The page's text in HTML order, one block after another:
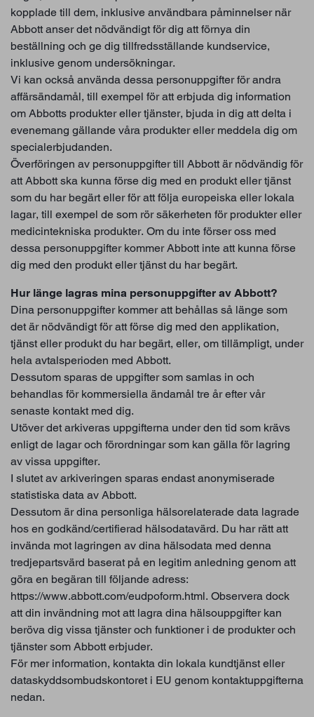
kopplade till dem, inklusive användbara påminnelser när
Abbott anser det nödvändigt för dig att förnya din
beställning och ge dig tillfredsställande kundservice,
inklusive genom undersökningar.
Vi kan också använda dessa personuppgifter för andra
affärsändamål, till exempel för att erbjuda dig information
om Abbotts produkter eller tjänster, bjuda in dig att delta i
evenemang gällande våra produkter eller meddela dig om
specialerbjudanden.
Överföringen av personuppgifter till Abbott är nödvändig för
att Abbott ska kunna förse dig med en produkt eller tjänst
som du har begärt eller för att följa europeiska eller lokala
lagar, till exempel de som rör säkerheten för produkter eller
medicintekniska produkter. Om du inte förser oss med
dessa personuppgifter kommer Abbott inte att kunna förse
dig med den produkt eller tjänst du har begärt.
Hur länge lagras mina personuppgifter av Abbott?
Dina personuppgifter kommer att behållas så länge som
det är nödvändigt för att förse dig med den applikation,
tjänst eller produkt du har begärt, eller, om tillämpligt, under
hela avtalsperioden med Abbott.
Dessutom sparas de uppgifter som samlas in och
behandlas för kommersiella ändamål tre år efter vår
senaste kontakt med dig.
Utöver det arkiveras uppgifterna under den tid som krävs
enligt de lagar och förordningar som kan gälla för lagring
av vissa uppgifter.
I slutet av arkiveringen sparas endast anonymiserade
statistiska data av Abbott.
Dessutom är dina personliga hälsorelaterade data lagrade
hos en godkänd/certifierad hälsodatavärd. Du har rätt att
invända mot lagringen av dina hälsodata med denna
tredjepartsvärd baserat på en legitim anledning genom att
göra en begäran till följande adress:
https://www.abbott.com/eudpoform.html. Observera dock
att din invändning mot att lagra dina hälsouppgifter kan
beröva dig vissa tjänster och funktioner i de produkter och
tjänster som Abbott erbjuder.
För mer information, kontakta din lokala kundtjänst eller
dataskyddsombudskontoret i EU genom kontaktuppgifterna
nedan.